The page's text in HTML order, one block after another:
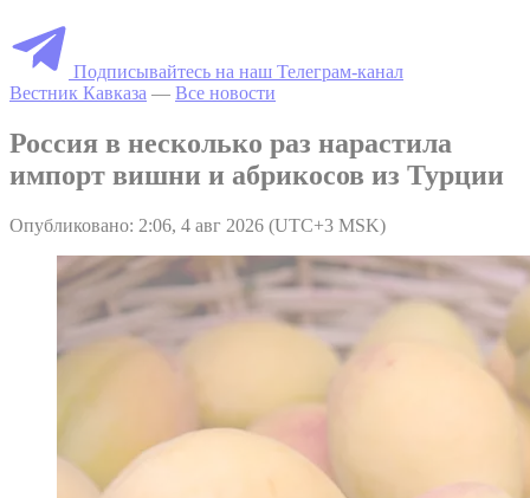
Подписывайтесь на наш Телеграм-канал
Вестник Кавказа — Все новости
Россия в несколько раз нарастила
импорт вишни и абрикосов из Турции
Опубликовано: 2:06, 4 авг 2026 (UTC+3 MSK)